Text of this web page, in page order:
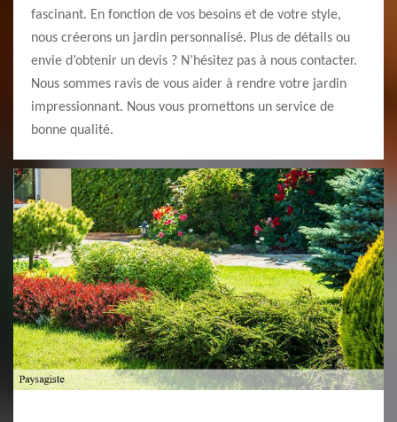
fascinant. En fonction de vos besoins et de votre style,
nous créerons un jardin personnalisé. Plus de détails ou
envie d’obtenir un devis ? N’hésitez pas à nous contacter.
Nous sommes ravis de vous aider à rendre votre jardin
impressionnant. Nous vous promettons un service de
bonne qualité.